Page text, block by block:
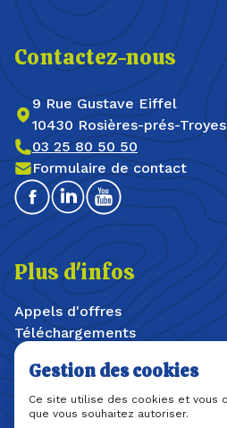
Contactez-nous
9 Rue Gustave Eiffel
10430 Rosières-prés-Troyes
03 25 80 50 50
Formulaire de contact
FacebookLinkedinYoutube
Plus d'infos
Appels d'offres
Téléchargements
Offres d'emploi / stages
Plan du site